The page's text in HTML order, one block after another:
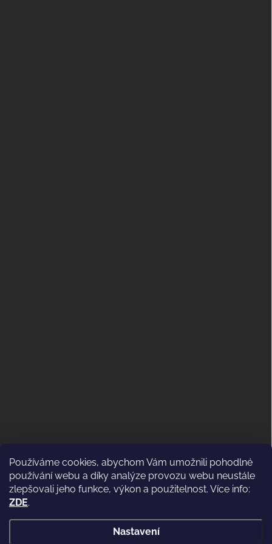
Používáme cookies, abychom Vám umožnili pohodlné
používání webu a díky analýze provozu webu neustále
zlepšovali jeho funkce, výkon a použitelnost. Více info:
ZDE.
Nastavení
ODSTOUPENÍ OD KUPNÍ SMLOUVY
(VRÁCENÍ)